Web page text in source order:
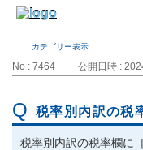
カテゴリー表示
No : 7464 公開日時 :
税率別内訳の税
税率別内訳の税率欄に